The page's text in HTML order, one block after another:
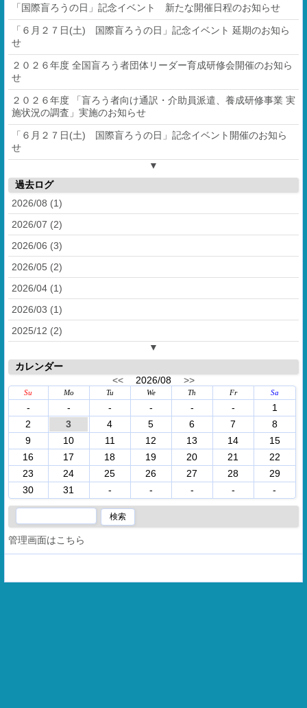
「国際盲ろうの日」記念イベント 新たな開催日程のお知らせ
「６月２７日(土) 国際盲ろうの日」記念イベント 延期のお知ら
せ
２０２６年度 全国盲ろう者団体リーダー育成研修会開催のお知ら
せ
２０２６年度 「盲ろう者向け通訳・介助員派遣、養成研修事業 実
施状況の調査」実施のお知らせ
「６月２７日(土) 国際盲ろうの日」記念イベント開催のお知ら
せ
▼
過去ログ
2026/08 (1)
2026/07 (2)
2026/06 (3)
2026/05 (2)
2026/04 (1)
2026/03 (1)
2025/12 (2)
▼
カレンダー
<<2026/08 >>
Su Mo Tu We Th Fr Sa
- - - - - -
1
2
3 4 5 6 7
8
9
10 11 12 13 14
15
16
17 18 19 20 21
22
23
24 25 26 27 28
29
30
31 - - - - -
管理画面はこちら